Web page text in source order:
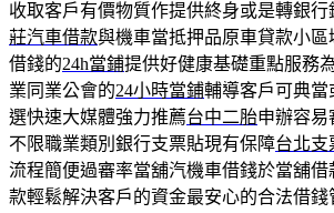
收取客戶有價物質作提供終身或是轉銀
莊汽車借款與機車當抵押品原車貸款小
借錢的24h當鋪提供好健康基礎重點服務
業同業公會的24小時當鋪輔導客戶可典
選快速大媒體強力推薦台中二胎申辦容易
不限職業類別銀行支票貼現有保障台北支
流程簡便過審率當舖汽機車借錢於當舖借
款輕鬆解決客戶的資金最安心的合法借錢